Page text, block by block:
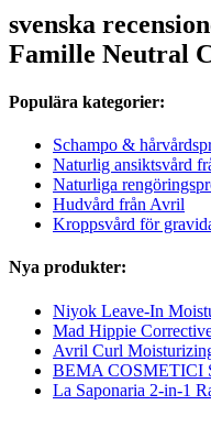
svenska
Famille Neutral
Populära kategorier:
Schampo &
Naturlig ansiktsvård
Naturliga
Hudvård från Avril
Kroppsvård för
Nya produkter:
Niyok Leave-In
Mad Hippie
Avril Curl
BEMA COSMETICI
La Saponaria 2-in-1